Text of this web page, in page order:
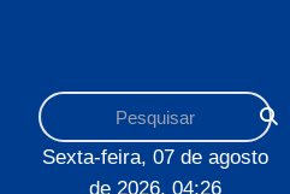
Sexta-feira, 07 de agosto
de 2026, 04:26